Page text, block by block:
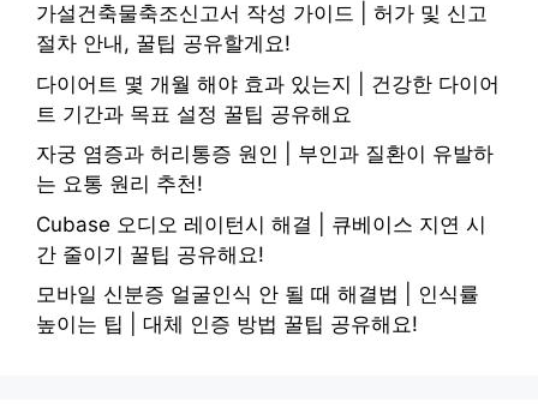
가설건축물축조신고서 작성 가이드 | 허가 및 신고
절차 안내, 꿀팁 공유할게요!
다이어트 몇 개월 해야 효과 있는지 | 건강한 다이어
트 기간과 목표 설정 꿀팁 공유해요
자궁 염증과 허리통증 원인 | 부인과 질환이 유발하
는 요통 원리 추천!
Cubase 오디오 레이턴시 해결 | 큐베이스 지연 시
간 줄이기 꿀팁 공유해요!
모바일 신분증 얼굴인식 안 될 때 해결법 | 인식률
높이는 팁 | 대체 인증 방법 꿀팁 공유해요!